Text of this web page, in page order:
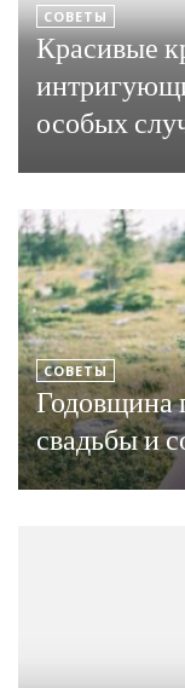
СОВЕТЫ
Красивые
особых
СОВЕТЫ
Годовщина
свадьбы и